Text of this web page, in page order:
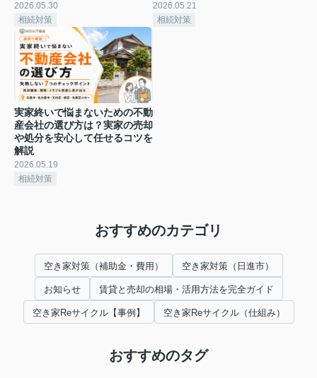
2026.05.30
相続対策
2026.05.21
相続対策
実家終いで悩まないための不動
産会社の選び方は？実家の売却
や処分を安心して任せるコツを
解説
2026.05.19
相続対策
おすすめのカテゴリ
空き家対策（補助金・費用） 空き家対策（日進市）
お知らせ 賃貸と売却の相場・活用方法を完全ガイド
空き家Reサイクル【事例】 空き家Reサイクル（仕組み）
おすすめのタグ